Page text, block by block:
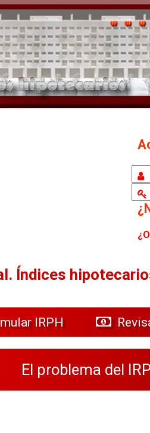
Índices
IRPH
El problema del